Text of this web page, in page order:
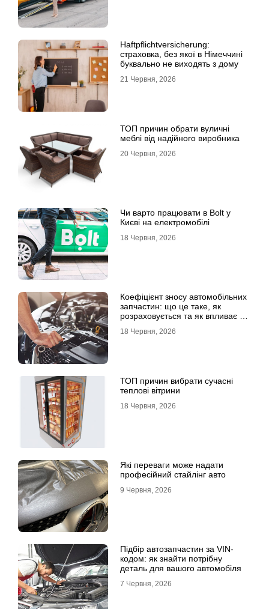
Haftpflichtversicherung:
страховка, без якої в Німеччині
буквально не виходять з дому
21 Червня, 2026
ТОП причин обрати вуличні
меблі від надійного виробника
20 Червня, 2026
Чи варто працювати в Bolt у
Києві на електромобілі
18 Червня, 2026
Коефіцієнт зносу автомобільних
запчастин: що це таке, як
розраховується та як впливає на
18 Червня, 2026
ТОП причин вибрати сучасні
теплові вітрини
18 Червня, 2026
Які переваги може надати
професійний стайлінг авто
9 Червня, 2026
Підбір автозапчастин за VIN-
кодом: як знайти потрібну
деталь для вашого автомобіля
7 Червня, 2026